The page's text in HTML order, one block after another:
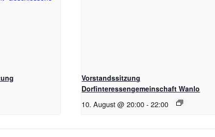
Vorstandssitzung
Dorfinteressengemeinschaft Wanlo
10. August @ 20:00 - 22:00